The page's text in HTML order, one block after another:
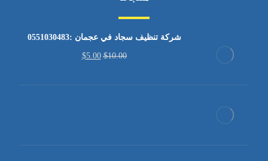
شركة تنظيف سجاد في عجمان :0551030483
$10.00
$5.00